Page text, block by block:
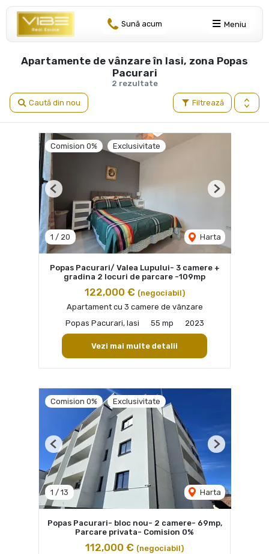
Sună acum Meniu
2 rezultate
Apartamente de vânzare în Iasi, zona Popas
Pacurari
Filtrează
Caută din nou
Comision 0% Exclusivitate
1 / 20 Harta
Previous Next
Popas Pacurari/ Valea Lupului- 3 camere +
gradina 2 locuri de parcare -109mp
122,000 € (negociabil)
Apartament cu 3 camere de vânzare
Popas Pacurari, Iasi
55 mp 2023
Vezi mai multe detalii
Comision 0% Exclusivitate
1 / 13 Harta
Previous Next
Popas Pacurari- bloc nou- 2 camere- 69mp,
Parcare privata- Comision 0%
112,000 € (negociabil)